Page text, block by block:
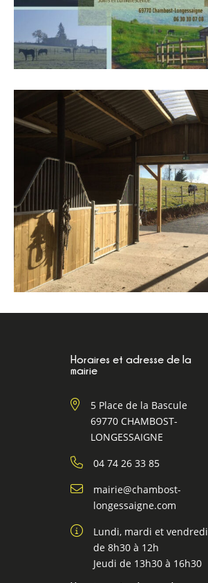
Horaires et adresse de la
mairie
5 Place de la Bascule
69770 CHAMBOST-
LONGESSAIGNE
04 74 26 33 85
mairie@chambost-
longessaigne.com
Lundi, mardi et vendredi
de 8h30 à 12h
Jeudi de 13h30 à 16h30